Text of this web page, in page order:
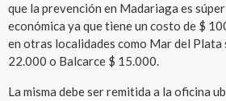
que la prevención en Madariaga es
económica ya que tiene un costo de $
en otras localidades como Mar del Plata
22.000 o Balcarce $ 15.000.
La misma debe ser remitida a la oficina